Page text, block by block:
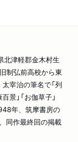
北津軽郡金木村生
制弘前高校から東
宰治の筆名で「列
景」「お伽草子」
年、筑摩書房の
同作最終回の掲載